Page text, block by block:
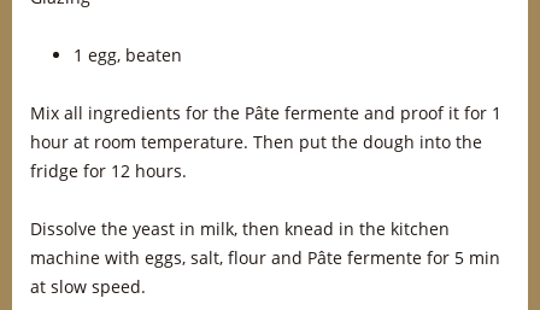
1 egg, beaten
Mix all ingredients for the Pâte fermente and proof it for 1
hour at room temperature. Then put the dough into the
fridge for 12 hours.
Dissolve the yeast in milk, then knead in the kitchen
machine with eggs, salt, flour and Pâte fermente for 5 min
at slow speed.